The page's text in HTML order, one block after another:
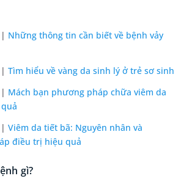
Những thông tin cần biết về bệnh vảy
Tìm hiểu về vàng da sinh lý ở trẻ sơ sinh
Mách bạn phương pháp chữa viêm da
Viêm da tiết bã: Nguyên nhân và
điều trị hiệu quả
gì?